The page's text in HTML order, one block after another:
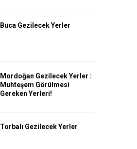
Buca Gezilecek Yerler
Mordoğan Gezilecek Yerler :
Muhteşem Görülmesi
Gereken Yerleri!
Torbalı Gezilecek Yerler